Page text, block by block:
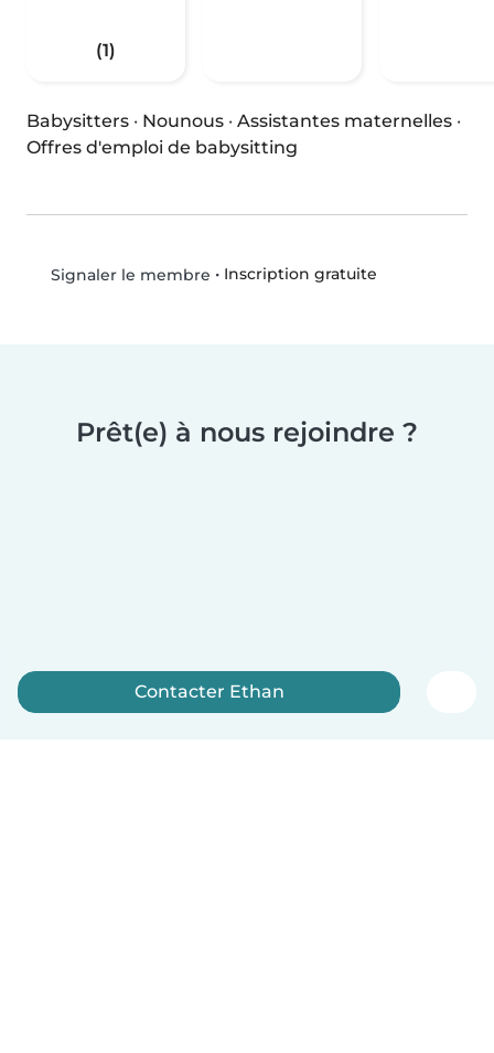
(1)
Babysitters · Nounous · Assistantes maternelles ·
Offres d'emploi de babysitting
Signaler le membre • Inscription gratuite
Prêt(e) à nous rejoindre ?
Contacter Ethan